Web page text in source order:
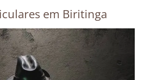
em Biritinga